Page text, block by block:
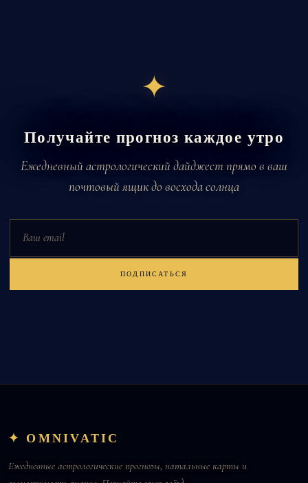
✦
Получайте прогноз каждое утро
Ежедневный астрологический дайджест прямо в ваш
почтовый ящик до восхода солнца
ПОДПИСАТЬСЯ
✦ OMNIVATIC
Ежедневные астрологические прогнозы, натальные карты и